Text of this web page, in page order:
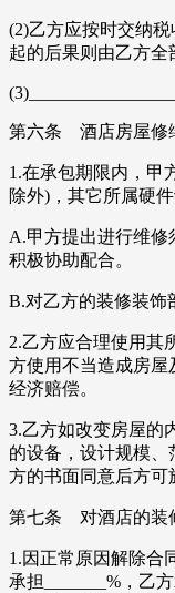
(2)乙方应按时交纳
起的后果则由乙方全
第六条 酒店房屋修
1.在承包期限内，甲
除外)，其它所属硬
A.甲方提出进行维修
积极协助配合。
B.对乙方的装修装饰
2.乙方应合理使用其
方使用不当造成房屋
经济赔偿。
3.乙方如改变房屋的
的设备，设计规模、
方的书面同意后方可
第七条 对酒店的装
1.因正常原因解除合
承担_______%，乙